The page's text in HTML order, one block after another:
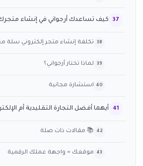
كيف تساعدك أرجواني في إنشاء
تكلفة إنشاء متجر إلكتروني سلة
لماذا تختار أرجواني؟
استشارة مجانية
أيهما أفضل التجارة التقليدية أم
📚 مقالات ذات صلة
موقعك = واجهة عملك الرقمية